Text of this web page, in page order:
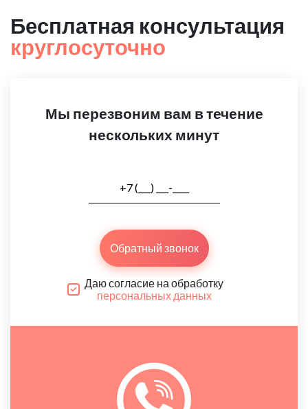
Бесплатная консультация
круглосуточно
Мы перезвоним вам в течение
нескольких минут
Обратный звонок
Даю согласие на обработку
персональных данных